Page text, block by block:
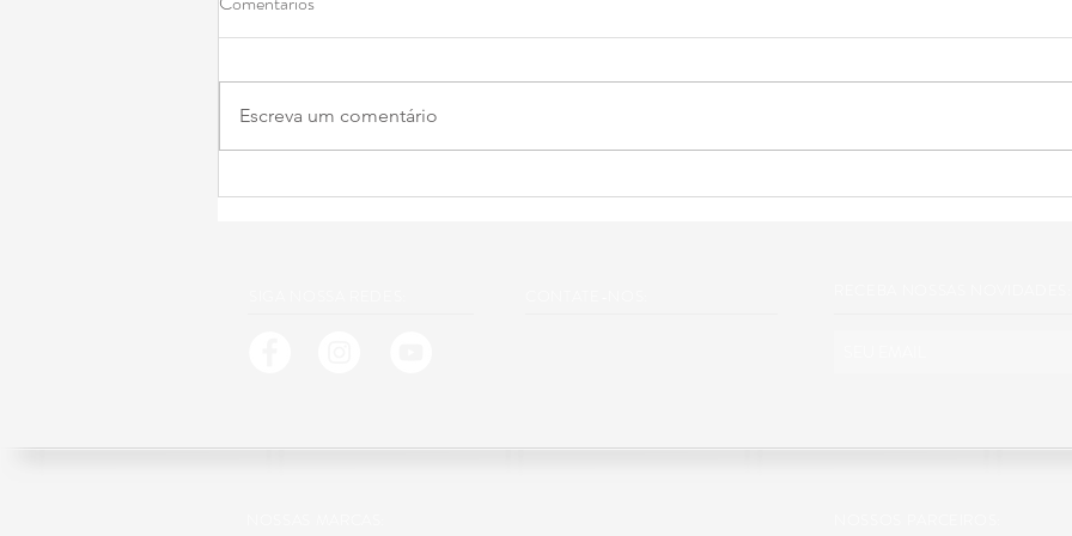
Escreva um comentário